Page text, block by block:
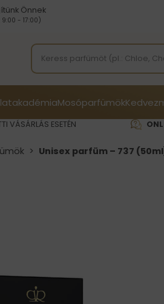
Önnek
- 17:00)
Mosóparfümök
VÁSÁRLÁS ESETÉN
> Unisex parfüm – 737